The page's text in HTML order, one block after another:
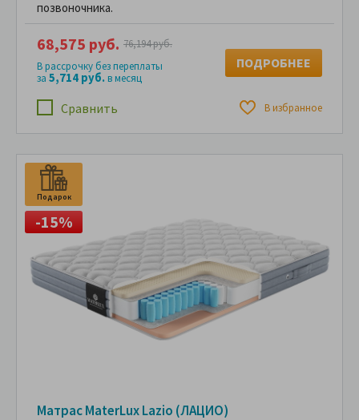
позвоночника.
Сравнить В избранное
68,575 руб. 76,194 руб.
В рассрочку без переплаты
за 5,714 руб.в месяц
ПОДРОБНЕЕ
Подарок
-15%
Матрас MaterLux Lazio (ЛАЦИО)